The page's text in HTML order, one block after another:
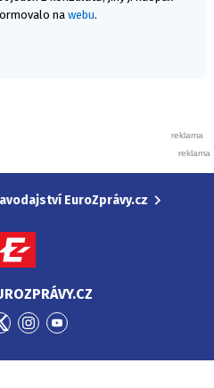
nawebu.
EuroZprávy.cz
Přejít
Instagram
Přejít
YouTube